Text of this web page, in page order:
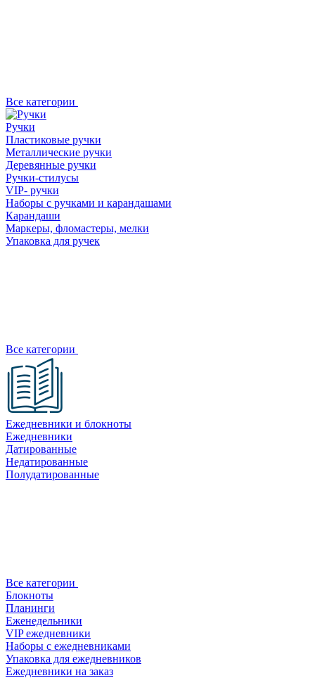
Все категории
Ручки
Пластиковые ручки
Металлические ручки
Деревянные ручки
Ручки-стилусы
VIP- ручки
Наборы с ручками и карандашами
Карандаши
Маркеры, фломастеры, мелки
Упаковка для ручек
Все категории
Ежедневники и блокноты
Ежедневники
Датированные
Недатированные
Полудатированные
Все категории
Блокноты
Планинги
Еженедельники
VIP ежедневники
Наборы с ежедневниками
Упаковка для ежедневников
Ежедневники на заказ